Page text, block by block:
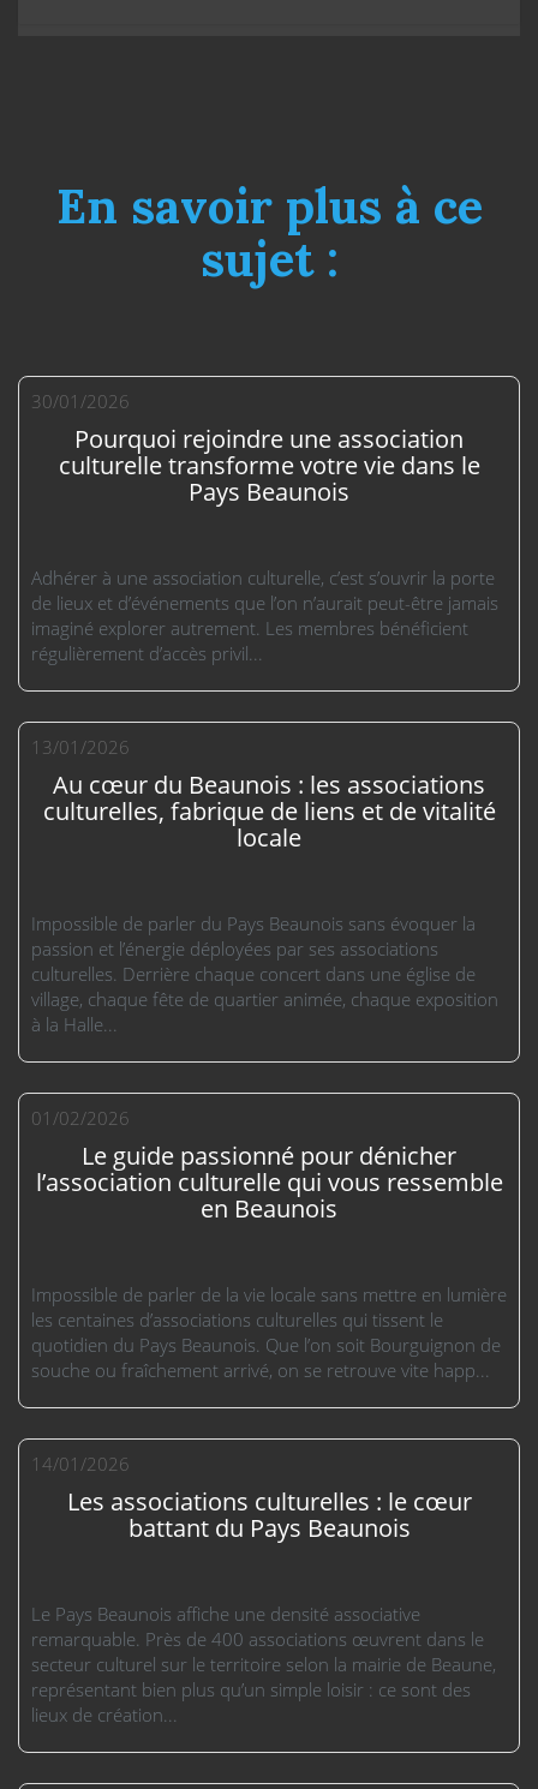
En savoir plus à ce
sujet :
30/01/2026
Pourquoi rejoindre une association
culturelle transforme votre vie dans le
Pays Beaunois
Adhérer à une association culturelle, c’est s’ouvrir la porte
de lieux et d’événements que l’on n’aurait peut-être jamais
imaginé explorer autrement. Les membres bénéficient
régulièrement d’accès privil...
13/01/2026
Au cœur du Beaunois : les associations
culturelles, fabrique de liens et de vitalité
locale
Impossible de parler du Pays Beaunois sans évoquer la
passion et l’énergie déployées par ses associations
culturelles. Derrière chaque concert dans une église de
village, chaque fête de quartier animée, chaque exposition
à la Halle...
01/02/2026
Le guide passionné pour dénicher
l’association culturelle qui vous ressemble
en Beaunois
Impossible de parler de la vie locale sans mettre en lumière
les centaines d’associations culturelles qui tissent le
quotidien du Pays Beaunois. Que l’on soit Bourguignon de
souche ou fraîchement arrivé, on se retrouve vite happ...
14/01/2026
Les associations culturelles : le cœur
battant du Pays Beaunois
Le Pays Beaunois affiche une densité associative
remarquable. Près de 400 associations œuvrent dans le
secteur culturel sur le territoire selon la mairie de Beaune,
représentant bien plus qu’un simple loisir : ce sont des
lieux de création...